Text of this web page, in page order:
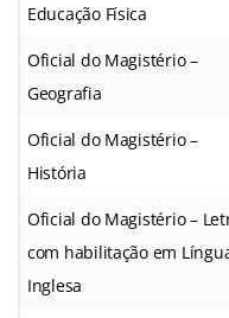
Educação Física
Oficial do Magistério –
Geografia
Oficial do Magistério –
História
Oficial do Magistério –
com habilitação em
Inglesa